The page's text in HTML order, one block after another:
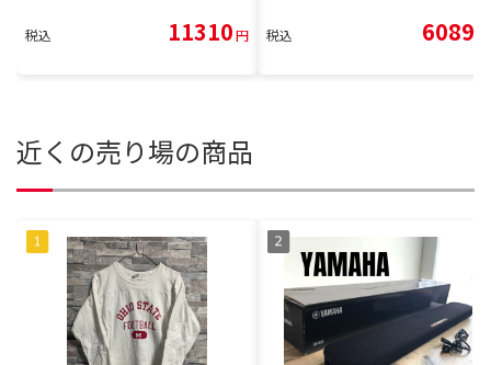
税込 11310円 税込 6089
近くの売り場の商品